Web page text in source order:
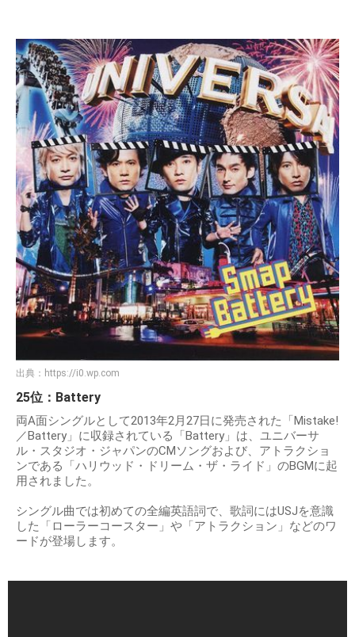
出典： https://i0.wp.com
25位：Battery
両A面シングルとして2013年2月27日に発売された「Mistake!
／Battery」に収録されている「Battery」は、ユニバーサ
ル・スタジオ・ジャパンのCMソングおよび、アトラクショ
ンである「ハリウッド・ドリーム・ザ・ライド」のBGMに起
用されました。
シングル曲では初めての全編英語詞で、歌詞にはUSJを意識
した「ローラーコースター」や「アトラクション」などのワ
ードが登場します。